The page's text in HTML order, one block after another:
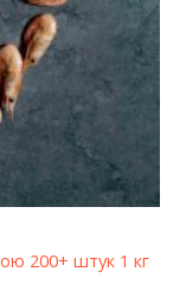
200+ штук 1 кг